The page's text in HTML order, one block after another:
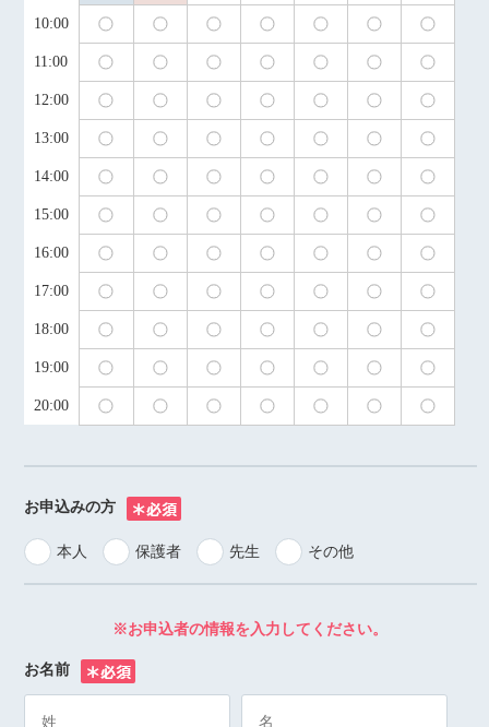
10:00
11:00
12:00
13:00
14:00
15:00
16:00
17:00
18:00
19:00
20:00
お申込みの方
本人 保護者 先生 その他
※お申込者の情報を入力してください。
お名前